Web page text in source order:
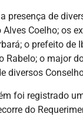
presença de
Coelho; os
o prefeito de
Rabelo; o major
diversos
foi registrado
do